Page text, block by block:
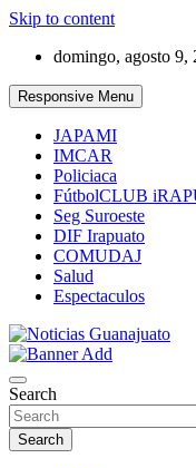
Skip to content
domingo, agosto 9,
Responsive Menu
JAPAMI
IMCAR
Policiaca
FútbolCLUB
Seg Suroeste
DIF Irapuato
COMUDAJ
Salud
Espectaculos
Noticias
Search
Search